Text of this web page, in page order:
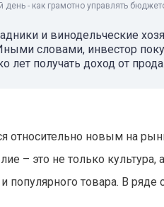
день - как грамотно управлять
и винодельческие
словами, инвестор
лет получать доход от
относительно новым на
– это не только
популярного товара. В ряде